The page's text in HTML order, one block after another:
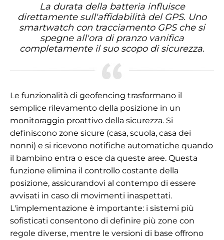
La durata della batteria influisce
direttamente sull'affidabilità del GPS. Uno
smartwatch con tracciamento GPS che si
spegne all'ora di pranzo vanifica
completamente il suo scopo di sicurezza.
Le funzionalità di geofencing trasformano il
semplice rilevamento della posizione in un
monitoraggio proattivo della sicurezza. Si
definiscono zone sicure (casa, scuola, casa dei
nonni) e si ricevono notifiche automatiche quando
il bambino entra o esce da queste aree. Questa
funzione elimina il controllo costante della
posizione, assicurandovi al contempo di essere
avvisati in caso di movimenti inaspettati.
L'implementazione è importante: i sistemi più
sofisticati consentono di definire più zone con
regole diverse, mentre le versioni di base offrono